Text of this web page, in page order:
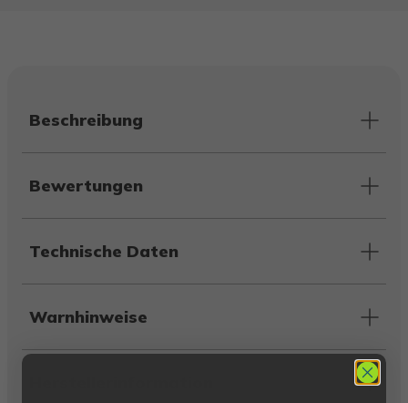
Beschreibung
Bewertungen
Technische Daten
Warnhinweise